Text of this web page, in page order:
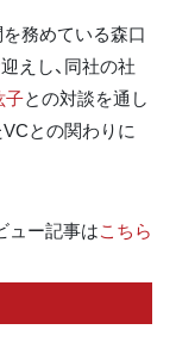
務めている森口
えし、同社の社
子との対談を通し
との関わりに
ュー記事はこちら